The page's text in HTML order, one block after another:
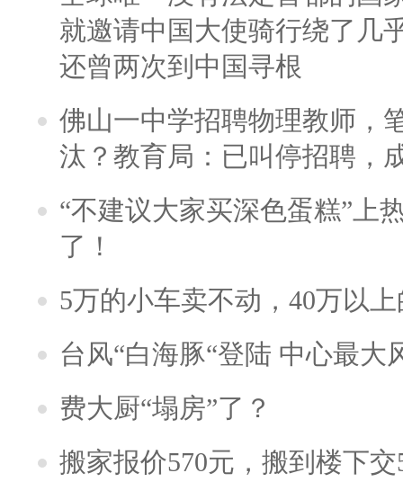
就邀请中国大使骑行绕了几
还曾两次到中国寻根
佛山一中学招聘物理教师，
汰？教育局：已叫停招聘，
“不建议大家买深色蛋糕”上
了！
5万的小车卖不动，40万以
台风“白海豚“登陆 中心最大
费大厨“塌房”了？
搬家报价570元，搬到楼下